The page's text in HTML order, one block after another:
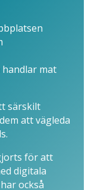
mat
särskilt
att vägleda
för att
digitala
också